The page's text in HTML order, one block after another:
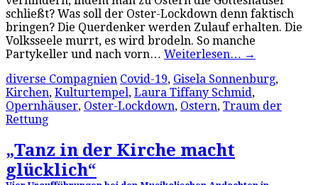
schließt? Was soll der Oster-Lockdown denn faktisch
bringen? Die Querdenker werden Zulauf erhalten. Die
Volksseele murrt, es wird brodeln. So manche
Partykeller und nach vorn… Weiterlesen… →
diverse Compagnien Covid-19, Gisela Sonnenburg,
Kirchen, Kulturtempel, Laura Tiffany Schmid,
Opernhäuser, Oster-Lockdown, Ostern, Traum der
Rettung
„Tanz in der Kirche macht
glücklich“